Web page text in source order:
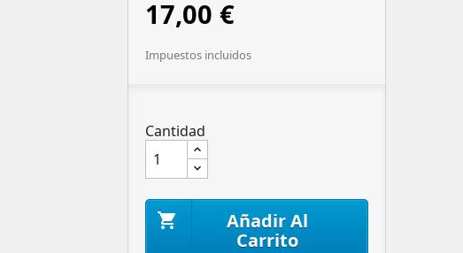
17,00 €
Impuestos incluidos
Cantidad

Añadir Al
Carrito